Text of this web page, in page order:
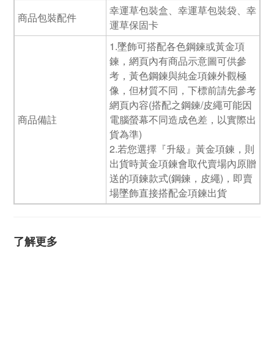
商品包裝配件
幸運草包裝盒、幸運草包裝袋、幸
運草保固卡
商品備註
1.墜飾可搭配各色鋼鍊或黃金項
鍊，網頁內有商品示意圖可供參
考，黃色鋼鍊與純金項鍊外觀極
像，但材質不同，下標前請先參考
網頁內容(搭配之鋼鍊/皮繩可能因
電腦螢幕不同造成色差，以實際出
貨為準)
2.若您選擇『升級』黃金項鍊，則
出貨時黃金項鍊會取代賣場內原贈
送的項鍊款式(鋼鍊，皮繩)，即賣
場墜飾直接搭配金項鍊出貨
了解更多